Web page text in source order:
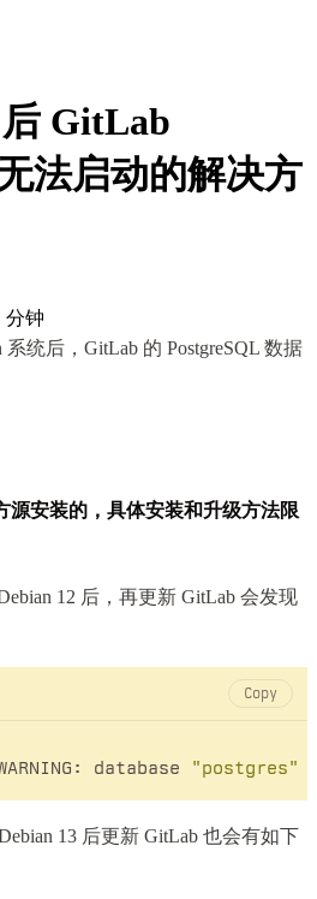
GitLab
法启动的解决方
分钟
统后，GitLab 的 PostgreSQL 数据
源安装的，具体安装和升级方法限
12 后，再更新 GitLab 会发现
Copy
database "postgres"
13 后更新 GitLab 也会有如下